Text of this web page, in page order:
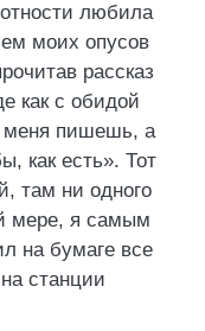
любила
моих опусов
рассказ
как с обидой
меня пишешь, а
как есть». Тот
там ни одного
мере, я самым
на бумаге все
станции